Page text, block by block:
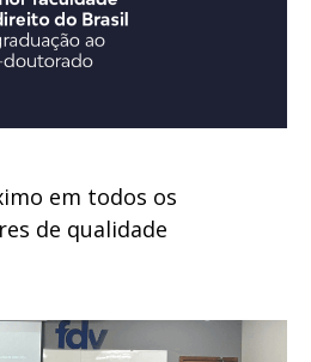
em todos os
de qualidade